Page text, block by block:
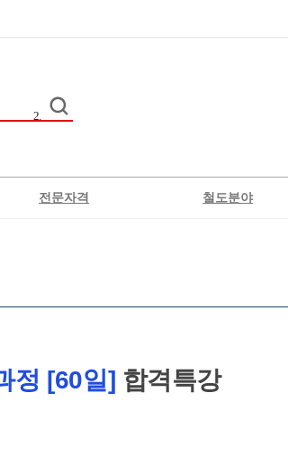
전문자격 철도분야
인천교통공사
전기일반
정 [60일] 합격특강